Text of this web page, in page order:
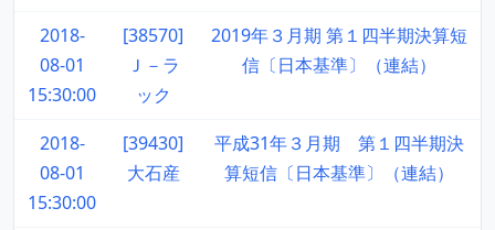
2018-
08-01
15:30:00
[38570]
Ｊ－ラ
ック
2019年３月期 第１四半期決算短
信〔日本基準〕（連結）
2018-
08-01
15:30:00
[39430]
大石産
平成31年３月期 第１四半期決
算短信〔日本基準〕（連結）